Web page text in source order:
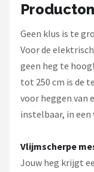
Geen klus is te
Voor de
geen heg te
tot 250 cm is de
voor heggen van
instelbaar, in een
Vlijmscherpe
Jouw heg krijgt